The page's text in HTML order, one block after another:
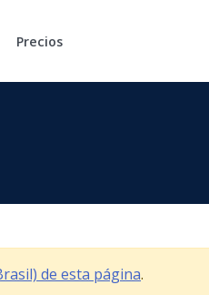
Precios
de esta página.